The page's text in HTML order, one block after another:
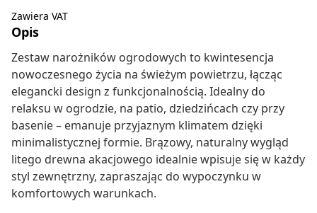
Zawiera VAT
Opis
Zestaw narożników ogrodowych to kwintesencja
nowoczesnego życia na świeżym powietrzu, łącząc
elegancki design z funkcjonalnością. Idealny do
relaksu w ogrodzie, na patio, dziedzińcach czy przy
basenie – emanuje przyjaznym klimatem dzięki
minimalistycznej formie. Brązowy, naturalny wygląd
litego drewna akacjowego idealnie wpisuje się w każdy
styl zewnętrzny, zapraszając do wypoczynku w
komfortowych warunkach.